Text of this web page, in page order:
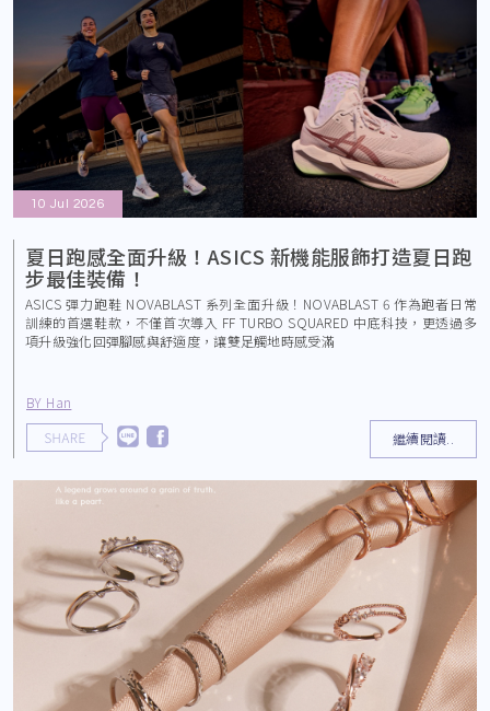
10 Jul 2026
BY Han
夏日跑感全面升級！ASICS 新機能服飾打造夏日跑
步最佳裝備！
ASICS 彈力跑鞋 NOVABLAST 系列全面升級！NOVABLAST 6 作為跑者日常
訓練的首選鞋款，不僅首次導入 FF TURBO SQUARED 中底科技，更透過多
項升級強化回彈腳感與舒適度，讓雙足觸地時感受滿
繼續閱讀..